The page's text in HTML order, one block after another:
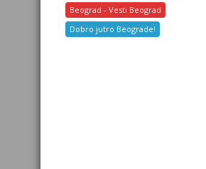
Beograd - Vesti Beograd
Dobro jutro Beograde!